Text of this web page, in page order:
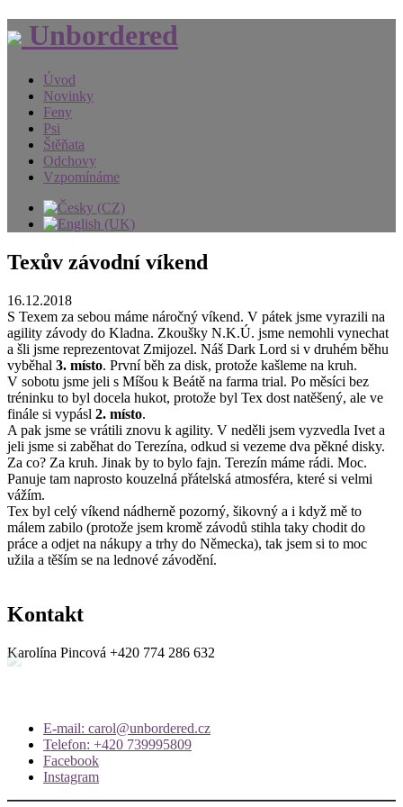
Unbordered
Úvod
Novinky
Feny
Psi
Štěňata
Odchovy
Vzpomínáme
Texův závodní víkend
16.12.2018
S Texem za sebou máme náročný víkend. V pátek jsme vyrazili na
agility závody do Kladna. Zkoušky N.K.Ú. jsme nemohli vynechat
a šli jsme reprezentovat Zmijozel. Náš Dark Lord si v druhém běhu
vyběhal 3. místo. První běh za disk, protože kašleme na kruh.
V sobotu jsme jeli s Míšou k Beátě na farma trial. Po měsíci bez
tréninku to byl docela hukot, protože byl Tex dost natěšený, ale ve
finále si vypásl 2. místo.
A pak jsme se vrátili znovu k agility. V neděli jsem vyzvedla Ivet a
jeli jsme si zaběhat do Terezína, odkud si vezeme dva pěkné disky.
Za co? Za kruh. Jinak by to bylo fajn. Terezín máme rádi. Moc.
Panuje tam naprosto kouzelná přátelská atmosféra, které si velmi
vážím.
Tex byl celý víkend nádherně pozorný, šikovný a i když mě to
málem zabilo (protože jsem kromě závodů stihla taky chodit do
práce a odjet na nákupy a trhy do Německa), tak jsem si to moc
užila a těším se na lednové závodění.
Kontakt
Karolína Pincová +420 774 286 632
E-mail: carol@unbordered.cz
Telefon: +420 739995809
Facebook
Instagram